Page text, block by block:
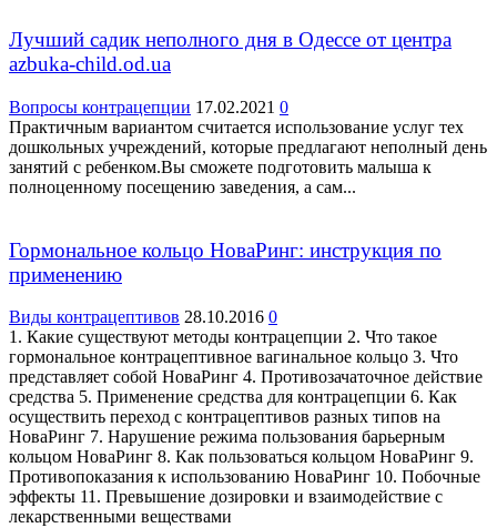
Лучший садик неполного дня в Одессе от центра
azbuka-child.od.ua
Вопросы контрацепции 17.02.2021 0
Практичным вариантом считается использование услуг тех
дошкольных учреждений, которые предлагают неполный день
занятий с ребенком.Вы сможете подготовить малыша к
полноценному посещению заведения, а сам...
Гормональное кольцо НоваРинг: инструкция по
применению
Виды контрацептивов 28.10.2016 0
1. Какие существуют методы контрацепции 2. Что такое
гормональное контрацептивное вагинальное кольцо 3. Что
представляет собой НоваРинг 4. Противозачаточное действие
средства 5. Применение средства для контрацепции 6. Как
осуществить переход с контрацептивов разных типов на
НоваРинг 7. Нарушение режима пользования барьерным
кольцом НоваРинг 8. Как пользоваться кольцом НоваРинг 9.
Противопоказания к использованию НоваРинг 10. Побочные
эффекты 11. Превышение дозировки и взаимодействие с
лекарственными веществами